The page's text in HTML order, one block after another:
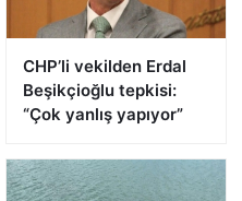
CHP’li vekilden Erdal
Beşikçioğlu tepkisi:
“Çok yanlış yapıyor”